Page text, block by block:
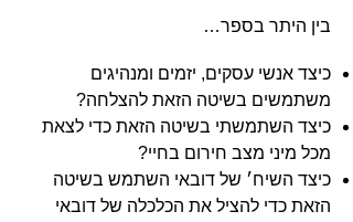
בין היתר בספר…
כיצד אנשי עסקים, יזמים ומנהיגים
משתמשים בשיטה הזאת להצלחה?
כיצד השתמשתי בשיטה הזאת כדי לצאת
מכל מיני מצב חירום בחיי?
כיצד השיח׳ של דובאי השתמש בשיטה
הזאת כדי להציל את הכלכלה של דובאי